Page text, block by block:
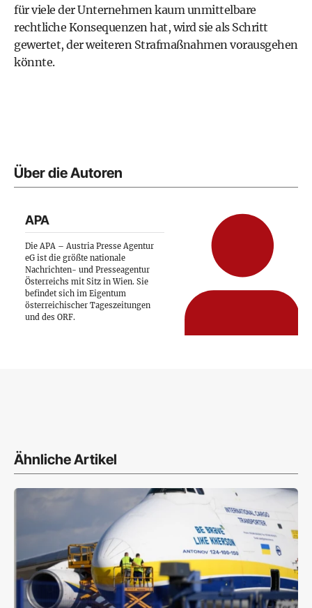
für viele der Unternehmen kaum unmittelbare
rechtliche Konsequenzen hat, wird sie als Schritt
gewertet, der weiteren Strafmaßnahmen vorausgehen
könnte.
Über die Autoren
APA
Die APA – Austria Presse Agentur
eG ist die größte nationale
Nachrichten- und Presseagentur
Österreichs mit Sitz in Wien. Sie
befindet sich im Eigentum
österreichischer Tageszeitungen
und des ORF.
Ähnliche Artikel